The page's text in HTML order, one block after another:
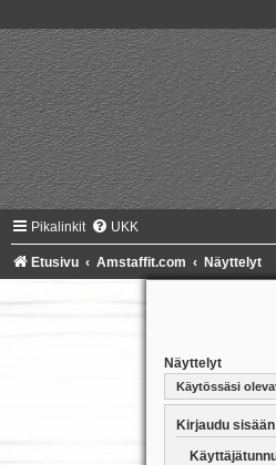
Pikalinkit UKK
Etusivu Amstaffit.com Näyttelyt
Näyttelyt
Käytössäsi
Kirjaudu sisään